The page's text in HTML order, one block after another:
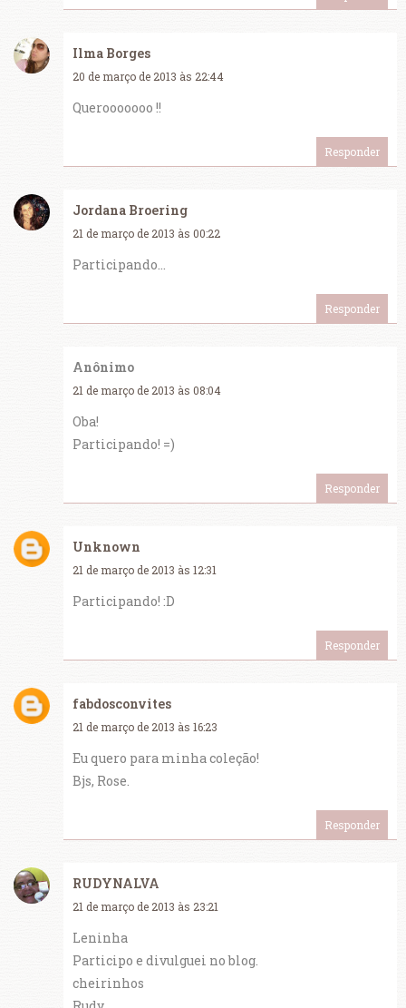
Ilma Borges
20 de março de 2013 às 22:44
Querooooooo !!
Responder
Jordana Broering
21 de março de 2013 às 00:22
Participando...
Responder
Anônimo
21 de março de 2013 às 08:04
Oba!
Participando! =)
Responder
Unknown
21 de março de 2013 às 12:31
Participando! :D
Responder
fabdosconvites
21 de março de 2013 às 16:23
Eu quero para minha coleção!
Bjs, Rose.
Responder
RUDYNALVA
21 de março de 2013 às 23:21
Leninha
Participo e divulguei no blog.
cheirinhos